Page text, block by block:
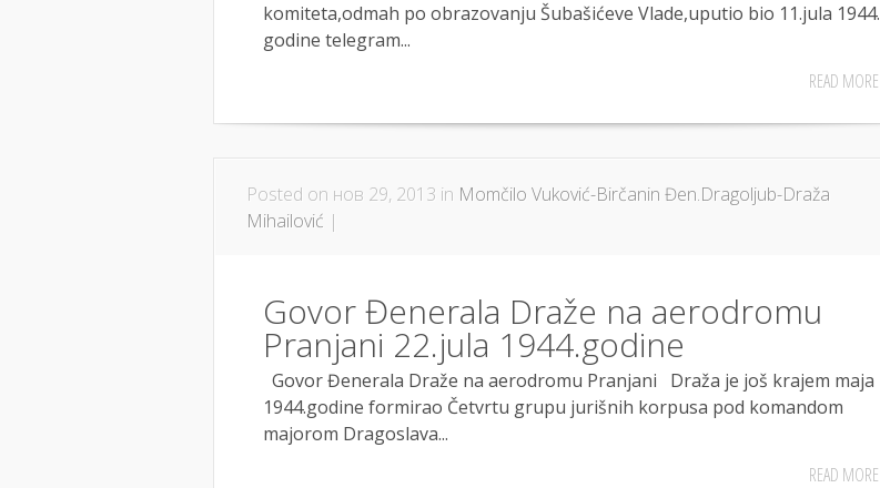
komiteta,odmah po obrazovanju Šubašićeve Vlade,uputio bio 11.jula 1944.
godine telegram...
READ MORE
Posted on нов 29, 2013 in Momčilo Vuković-Birčanin Đen.Dragoljub-Draža
Mihailović |
Govor Đenerala Draže na aerodromu
Pranjani 22.jula 1944.godine
Govor Đenerala Draže na aerodromu Pranjani Draža je još krajem maja
1944.godine formirao Četvrtu grupu jurišnih korpusa pod komandom
majorom Dragoslava...
READ MORE